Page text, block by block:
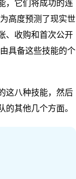
，它们将成功的连
高度预测了现实世
、收购和首次公开
具备这些技能的个
这八种技能，然后
其他几个方面。